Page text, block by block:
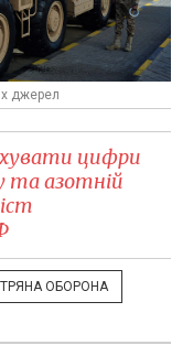
джерел
цифри
та азотній
ОБОРОНА